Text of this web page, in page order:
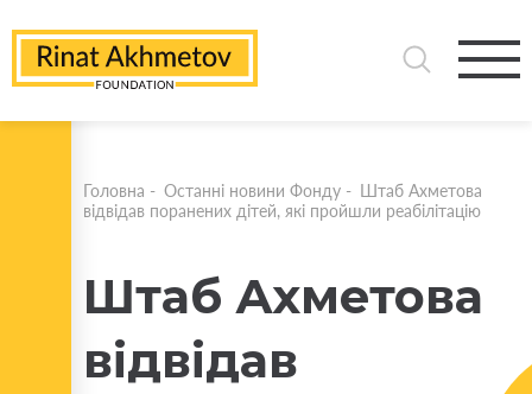
Головна - Останні новини Фонду - Штаб Ахметова
відвідав поранених дітей, які пройшли реабілітацію
Штаб Ахметова
відвідав